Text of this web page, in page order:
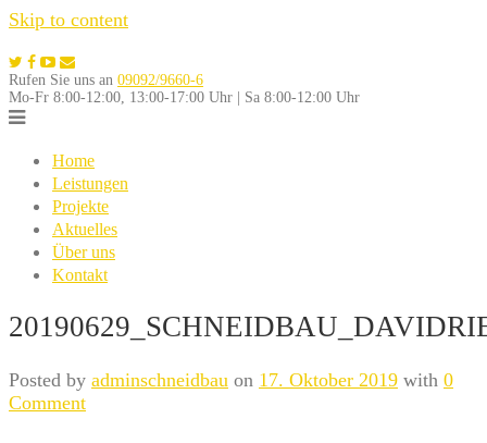
Skip to content
Rufen Sie uns an 09092/9660-6
Mo-Fr 8:00-12:00, 13:00-17:00 Uhr | Sa 8:00-12:00 Uhr
Home
Leistungen
Projekte
Aktuelles
Über uns
Kontakt
Posted by adminschneidbau on 17. Oktober 2019 with 0
Comment